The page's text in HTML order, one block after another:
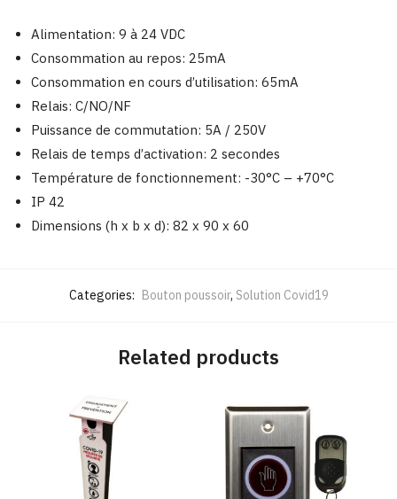
Alimentation: 9 à 24 VDC
Consommation au repos: 25mA
Consommation en cours d’utilisation: 65mA
Relais: C/NO/NF
Puissance de commutation: 5A / 250V
Relais de temps d’activation: 2 secondes
Température de fonctionnement: -30°C – +70°C
IP 42
Dimensions (h x b x d): 82 x 90 x 60
Categories: Bouton poussoir, Solution Covid19
Related products